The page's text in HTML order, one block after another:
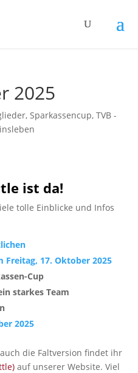
2025
,Sparkassencup,TVB -
ist da!
tolle Einblicke und Infos
Freitag, 17. Oktober 2025
Cup
starkes Team
2025
die Faltversion findet ihr
auf unserer Website. Viel